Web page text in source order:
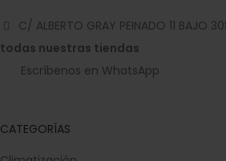
C/ ALBERTO GRAY PEINADO 11 BAJO
todas nuestras tiendas
Escríbenos en WhatsApp
CATEGORÍAS